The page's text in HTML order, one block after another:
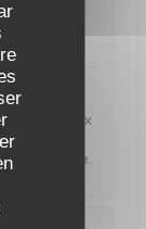
/ Prix
est delicieux
nous a
extérieure.